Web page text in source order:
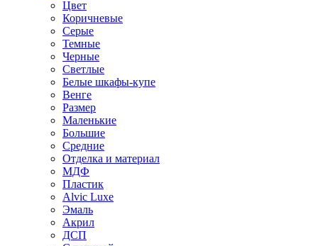
Цвет
Коричневые
Серые
Темные
Черные
Светлые
Белые шкафы-купе
Венге
Размер
Маленькие
Большие
Средние
Отделка и материал
МДФ
Пластик
Alvic Luxe
Эмаль
Акрил
ДСП